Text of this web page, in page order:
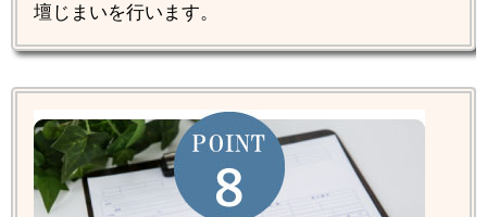
壇じまいを行います。